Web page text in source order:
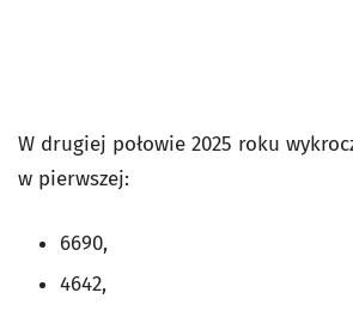
W drugiej połowie 2025 roku
w pierwszej:
6690,
4642,